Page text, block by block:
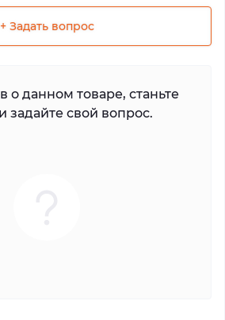
+ Задать вопрос
о данном товаре, станьте
задайте свой вопрос.